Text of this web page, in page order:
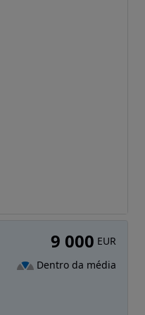
9 000 EUR
Dentro da média